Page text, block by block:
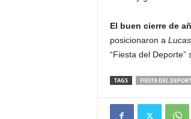
El buen cierre de añ
posicionaron a
“Fiesta del
TAGS FIESTA DEL